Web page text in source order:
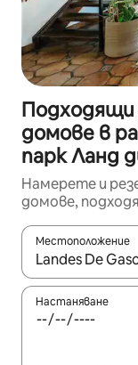
домове в
парк Ланд
Намерете и
домове,
Местоположение
Когато
Настаняване